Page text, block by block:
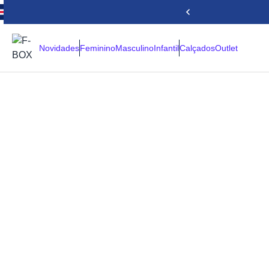
NovidadesFemininoMasculinoInfantilCalçadosOutlet